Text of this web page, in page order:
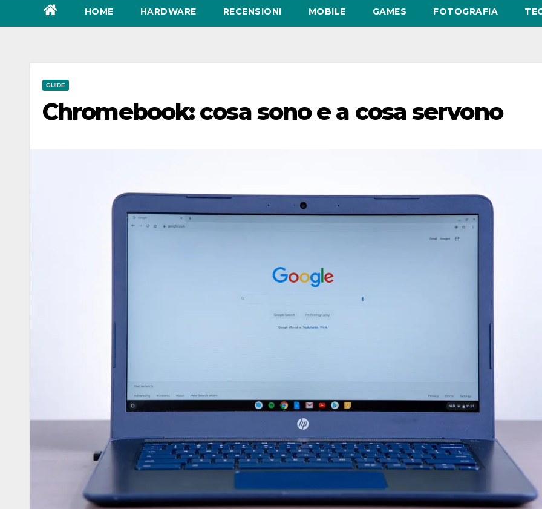
HOME HARDWARE RECENSIONI MOBILE GAMES FOTOGRAFIA
GUIDE
Chromebook: cosa sono e a cosa servono